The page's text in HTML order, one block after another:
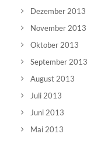
Dezember 2013
November 2013
Oktober 2013
September 2013
August 2013
Juli 2013
Juni 2013
Mai 2013